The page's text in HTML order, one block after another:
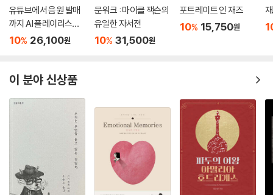
유튜브에서 음원 발매
까지 AI 플레이리스트
with 수노, 제미나이,
10% 26,100원
문워크 : 마이클 잭슨의
유일한 자서전
10% 31,500원
포트레이트 인 재즈
10% 15,750원
이 분야 신상품